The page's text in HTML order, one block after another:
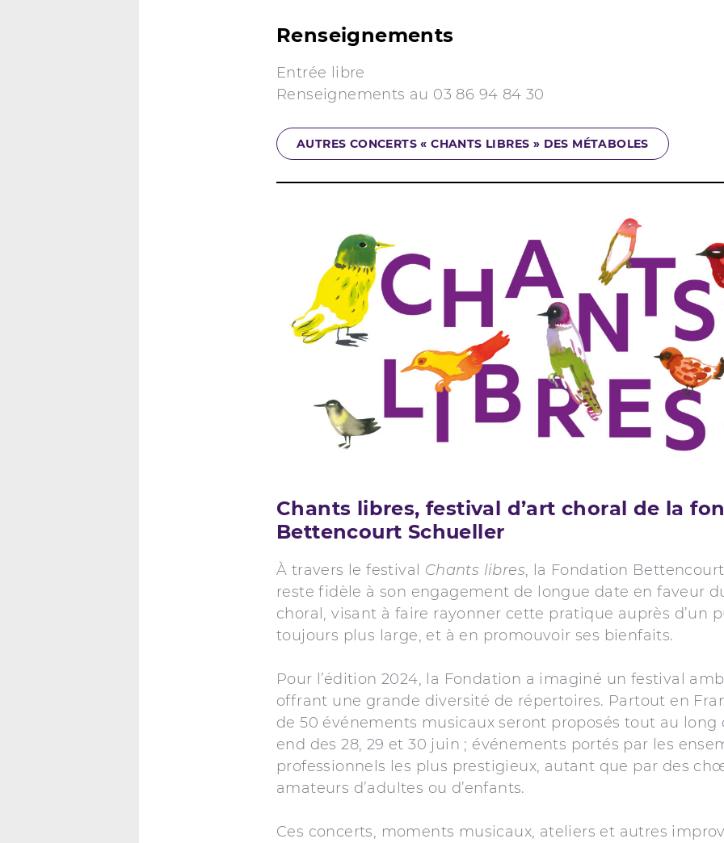
Renseignements
Entrée libre
Renseignements au 03 86 94 84 30
AUTRES CONCERTS « CHANTS LIBRES » DES MÉTABOLES
Chants libres, festival d’art choral de la
Bettencourt Schueller
À travers le festival Chants libres, la Fondation
reste fidèle à son engagement de longue date en faveur
choral, visant à faire rayonner cette pratique auprès d’un
toujours plus large, et à en promouvoir ses bienfaits.
Pour l’édition 2024, la Fondation a imaginé un festival
offrant une grande diversité de répertoires. Partout en
de 50 événements musicaux seront proposés tout au long
end des 28, 29 et 30 juin ; événements portés par les
professionnels les plus prestigieux, autant que par des
amateurs d’adultes ou d’enfants.
Ces concerts, moments musicaux, ateliers et autres